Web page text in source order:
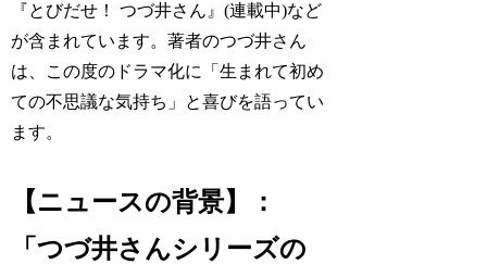
『とびだせ！ つづ井さん』(連載中)など
が含まれています。著者のつづ井さん
は、この度のドラマ化に「生まれて初め
ての不思議な気持ち」と喜びを語ってい
ます。
【ニュースの背景】：
「つづ井さんシリーズの